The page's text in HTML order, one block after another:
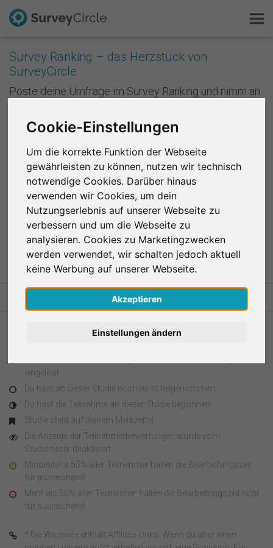
Cookie-Einstellungen
Um die korrekte Funktion der Webseite
gewährleisten zu können, nutzen wir technisch
notwendige Cookies. Darüber hinaus
verwenden wir Cookies, um dein
Nutzungserlebnis auf unserer Webseite zu
verbessern und um die Webseite zu
analysieren. Cookies zu Marketingzwecken
werden verwendet, wir schalten jedoch aktuell
keine Werbung auf unserer Webseite.
Akzeptieren
Einstellungen ändern
Survey Ranking – das Herzstück von
SurveyCircle
Poste deine Umfrage im Survey Ranking und nimm an
deiner Studie im Survey Ranking. Je besser deine
deiner Studie teil. Anders formuliert: Je mehr du
andere unterstützt, desto mehr Unterstützung
bekommst du zurück.
Registriere dich kostenlos, um bei SurveyCircle
Studienteilnehmer zu finden und spannende
Forschungsprojekte zu unterstützen.
Region 1 R 4
eingelöst
Du hast an dieser Studie noch nicht teilgenommen
Du hast die Teilnahme an dieser Studie begonnen
Studie steht auf deinem Merkzettel
Die Anzeige der Teilnehmerbewertungen wurde vom
Studienleiter deaktiviert
Mindestens 50% aller Teilnehmer halten die Bearbeitungszeit
für ausreichend
Mehr als 50% aller Teilnehmer halten die Bearbeitungszeit nicht
für ausreichend
* Die Webseite enthält Affiliate-Links. Wenn du über einen
Forschung entdecken
FAQ
Kostenlos registrieren
Anmelden
English
Nederlands